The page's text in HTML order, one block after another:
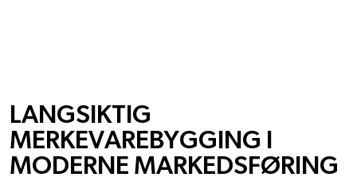
LANGSIKTIG
MERKEVAREBYGGING I
MODERNE MARKEDSFØRING